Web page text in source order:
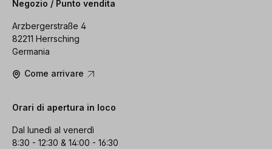
Negozio / Punto vendita
Arzbergerstraße 4
82211 Herrsching
Germania
Come arrivare
Orari di apertura in loco
Dal lunedì al venerdì
8:30 - 12:30 & 14:00 - 16:30